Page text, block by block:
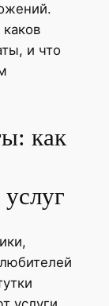
и что
как